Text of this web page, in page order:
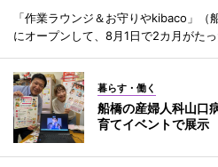
「作業ラウンジ＆お守りやkibaco」（
にオープンして、8月1日で2カ月がたっ
暮らす・働く
船橋の産婦人科山口
育てイベントで展示